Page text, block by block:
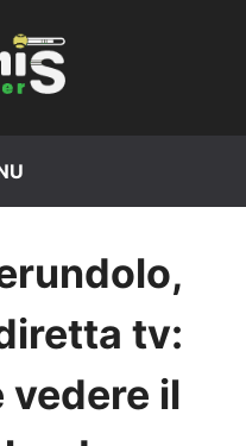
tv:
vedere il